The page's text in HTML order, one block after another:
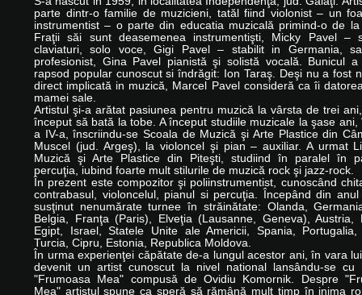
parte dintr-o familie de muzicieni, tatăl fiind violonist – un
instrumentist – o parte din educatia muzicală primind-o de la
Fraţii săi sunt deasemenea instrumentişti, Micky Pavel –
claviaturi, solo voce, Gigi Pavel – stabilit in Germania,
profesionist, Gina Pavel pianistă şi solistă vocală. Bunicul
rapsod popular cunoscut si îndrăgit: Ion Taraş. Deşi nu a fost
direct implicată in muzică, Marcel Pavel consideră ca îi
mamei sale.
Artistul şi-a arătat pasiunea pentru muzică la vârsta de trei
început să bată la tobe. A început studiile muzicale la şase ani,
a IV-a, înscriindu-se Scoala de Muzică şi Arte Plastice din
Muscel (jud. Argeş), la violoncel şi pian – auxiliar. A urmat
Muzică şi Arte Plastice din Piteşti, studiind în paralel în
percuţia, iubind foarte mult stilurile de muzică rock şi jazz-rock.
În prezent este compozitor şi poliinstrumentist, cunoscând
contrabasul, violoncelul, pianul si percuţia. Începând din
susţinut nenumărate turnee în străinătate: Olanda,
Belgia, Franţa (Paris), Elveţia (Lausanne, Geneva), Austria,
Egipt, Israel, Statele Unite ale Americii, Spania, Portugalia,
Turcia, Cipru, Estonia, Republica Moldova.
În urma experienţei căpătate de-a lungul acestor ani, în vara
devenit un artist cunoscut la nivel national lansându-se cu
"Frumoasa Mea" compusă de Ovidiu Komornik. Despre
Mea" artistul spune ca speră să rămână mult timp în inima